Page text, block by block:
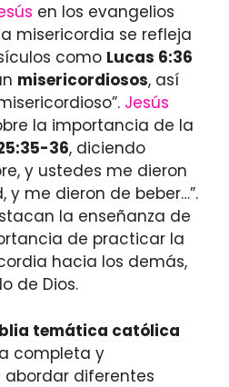
en los evangelios
misericordia se refleja
como Lucas 6:36
misericordiosos, así
Jesús
la importancia de la
36, diciendo
y ustedes me dieron
y me dieron de beber…”.
la enseñanza de
de practicar la
hacia los demás,
de Dios.
temática católica
completa y
diferentes